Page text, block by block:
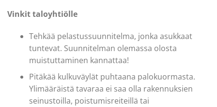
Vinkit taloyhtiölle
Tehkää pelastussuunnitelma, jonka asukkaat
tuntevat. Suunnitelman olemassa olosta
muistuttaminen kannattaa!
Pitäkää kulkuväylät puhtaana palokuormasta.
Ylimääräistä tavaraa ei saa olla rakennuksien
seinustoilla, poistumisreiteillä tai